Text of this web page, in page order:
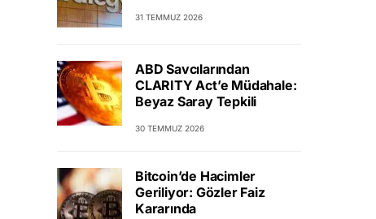
31 TEMMUZ 2026
ABD Savcılarından
CLARITY Act’e Müdahale:
Beyaz Saray Tepkili
30 TEMMUZ 2026
Bitcoin’de Hacimler
Geriliyor: Gözler Faiz
Kararında